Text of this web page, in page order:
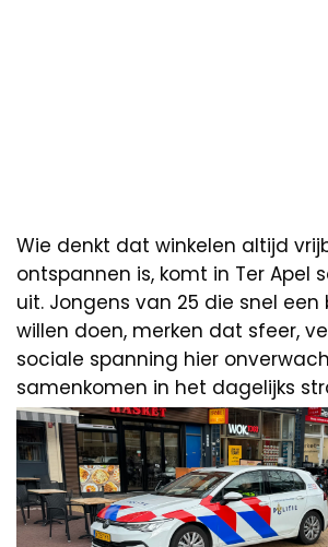
Wie denkt dat winkelen altijd
ontspannen is, komt in Ter Apel
uit. Jongens van 25 die snel
willen doen, merken dat sfeer,
sociale spanning hier
samenkomen in het dagelijks